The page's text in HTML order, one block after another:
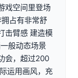
戏空间里登场
占有非常舒
击臂感 建造模
般动态场景
会，超过200
运用画风，充